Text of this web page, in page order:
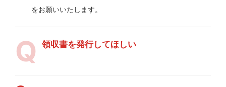
をお願いいたします。
領収書を発行してほしい